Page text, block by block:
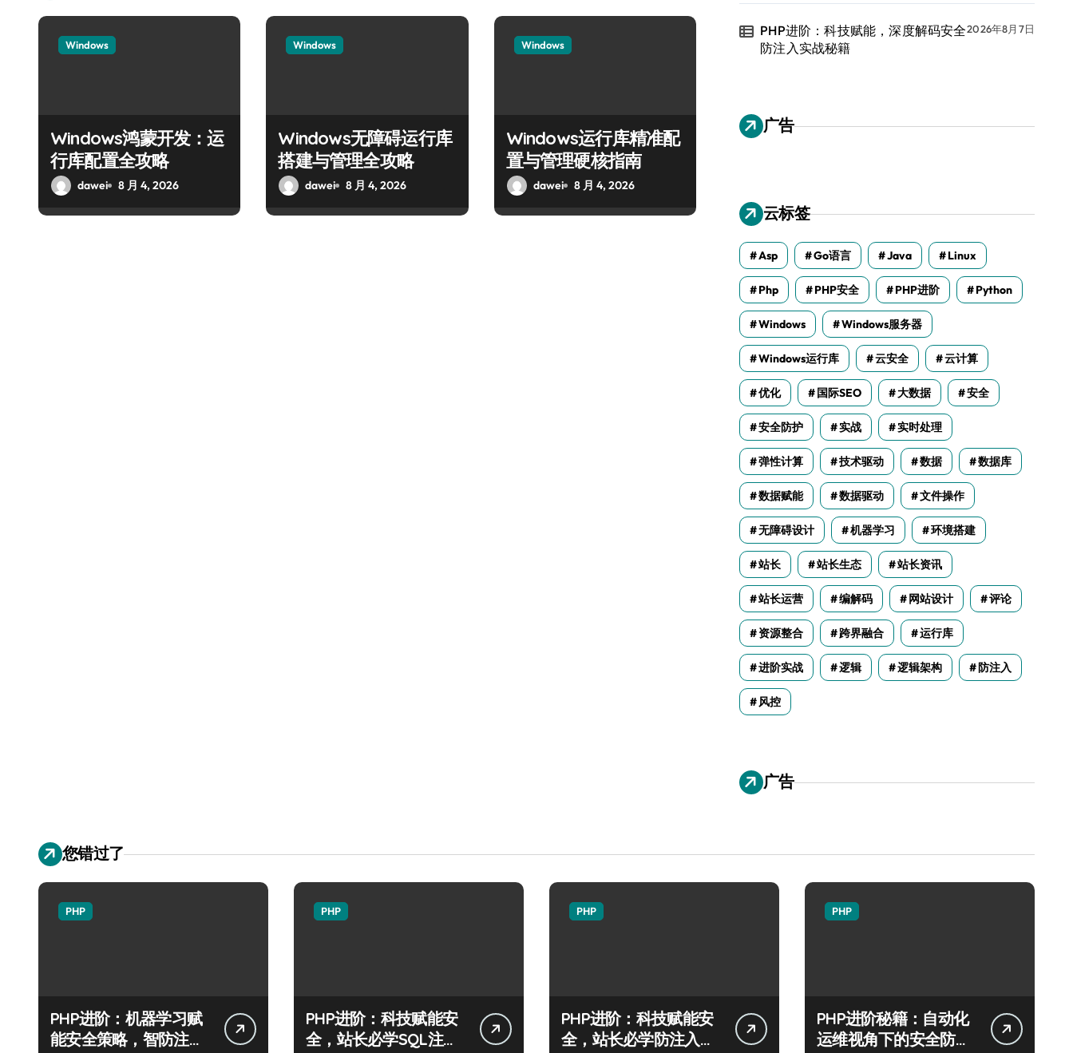
Windows
Windows鸿蒙开发：运
行库配置全攻略
dawei 8 月 4, 2026
Windows
Windows无障碍运行库
搭建与管理全攻略
dawei 8 月 4, 2026
Windows
Windows运行库精准配
置与管理硬核指南
dawei 8 月 4, 2026
PHP进阶：科技赋能，深度解码安全
防注入实战秘籍
2026年8月7日
广告
云标签
Asp Go语言 Java Linux
Php PHP安全 PHP进阶 Python
Windows Windows服务器
Windows运行库 云安全 云计算
优化 国际SEO 大数据 安全
安全防护 实战 实时处理
弹性计算 技术驱动 数据 数据库
数据赋能 数据驱动 文件操作
无障碍设计 机器学习 环境搭建
站长 站长生态 站长资讯
站长运营 编解码 网站设计 评论
资源整合 跨界融合 运行库
进阶实战 逻辑 逻辑架构 防注入
风控
广告
您错过了
PHP
PHP进阶：机器学习赋
能安全策略，智防注入
PHP
PHP进阶：科技赋能安
全，站长必学SQL注入
PHP
PHP进阶：科技赋能安
全，站长必学防注入核
PHP
PHP进阶秘籍：自动化
运维视角下的安全防注